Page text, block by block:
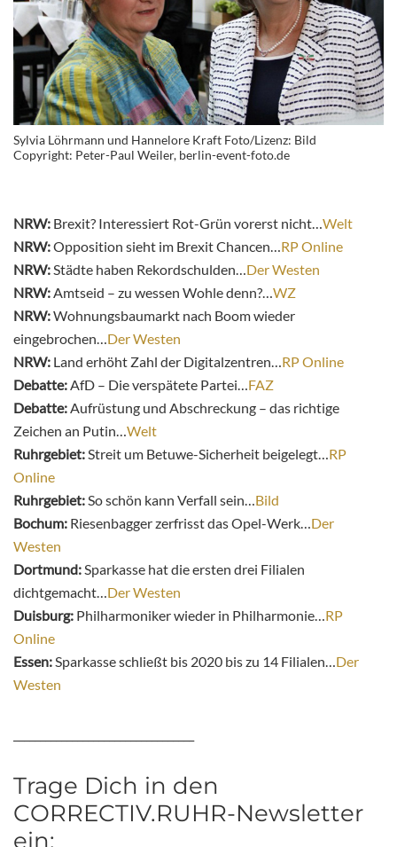
Sylvia Löhrmann und Hannelore Kraft Foto/Lizenz: Bild
Copyright: Peter-Paul Weiler, berlin-event-foto.de
NRW: Brexit? Interessiert Rot-Grün vorerst nicht…Welt
NRW:Opposition sieht im Brexit Chancen…RP Online
NRW:Städte haben Rekordschulden…Der Westen
NRW:Amtseid – zu wessen Wohle denn?…WZ
NRW:Wohnungsbaumarkt nach Boom wieder
eingebrochen…Der Westen
NRW: Land erhöht Zahl der Digitalzentren…RP Online
Debatte:AfD – Die verspätete Partei…FAZ
Debatte:Aufrüstung und Abschreckung – das richtige
Zeichen an Putin…Welt
Ruhrgebiet:Streit um Betuwe-Sicherheit beigelegt…RP
Online
Ruhrgebiet:So schön kann Verfall sein…Bild
Bochum: Riesenbagger zerfrisst das Opel-Werk…Der
Westen
Dortmund:Sparkasse hat die ersten drei Filialen
dichtgemacht…Der Westen
Duisburg: Philharmoniker wieder in Philharmonie…RP
Online
Essen:Sparkasse schließt bis 2020 bis zu 14 Filialen…Der
Westen
Trage Dich in den
CORRECTIV.RUHR-Newsletter
ein: